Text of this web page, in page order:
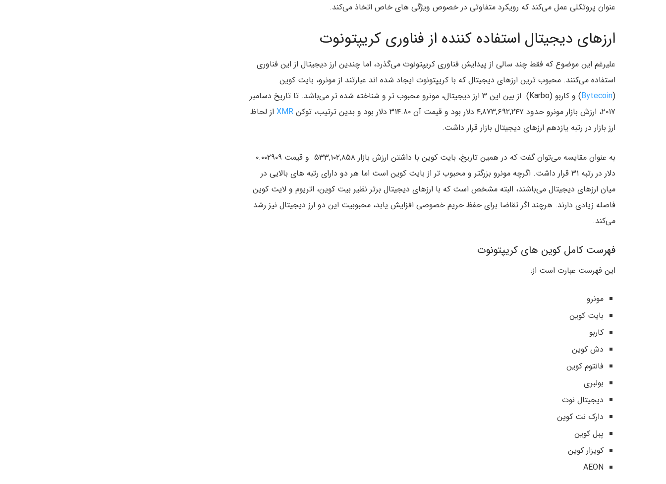
عنوان پروتکلی عمل می‌کند که رویکرد متفاوتی در خصوص ویژگی های خاص اتخاذ می‌کند.
ارزهای دیجیتال استفاده کننده از فناوری کریپتونوت
علیرغم این موضوع که فقط چند سالی از پیدایش فناوری کریپتونوت می‌گذرد، اما چندین ارز دیجیتال از این فناوری
استفاده می‌کنند. محبوب ترین ارزهای دیجیتال که با کریپتونوت ایجاد شده اند عبارتند از مونرو، بایت کوین
(
Bytecoin
) و کاربو (Karbo). از بین این ۳ ارز دیجیتال، مونرو محبوب تر و شناخته شده تر می‌باشد. تا تاریخ دسامبر
۲۰۱۷، ارزش بازار مونرو حدود ۴,۸۷۳,۶۹۲,۲۴۷ دلار بود و قیمت آن ۳۱۴.۸۰ دلار بود و بدین ترتیب، توکن
XMR از لحاظ
ارز بازار در رتبه یازدهم ارزهای دیجیتال بازار قرار داشت.
به عنوان مقایسه می‌توان گفت که در همین تاریخ، بایت کوین با داشتن ارزش بازار ۵۳۳,۱۰۲,۸۵۸ و قیمت ۰.۰۰۲۹۰۹
دلار در رتبه ۳۱ قرار داشت. اگرچه مونرو بزرگتر و محبوب تر از بایت کوین است اما هر دو دارای رتبه های بالایی در
میان ارزهای دیجیتال می‌باشند، البته مشخص است که با ارزهای دیجیتال برتر نظیر بیت کوین، اتریوم و لایت کوین
فاصله زیادی دارند. هرچند اگر تقاضا برای حفظ حریم خصوصی افزایش یابد، محبوبیت این دو ارز دیجیتال نیز رشد
می‌کند.
فهرست کامل کوین های کریپتونوت
این فهرست عبارت است از:
مونرو
بایت کوین
کاربو
دش کوین
فانتوم کوین
بولبری
دیجیتال نوت
دارک نت کوین
پبل کوین
کویزار کوین
AEON